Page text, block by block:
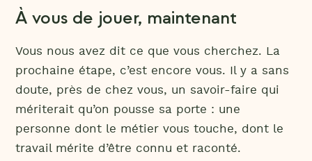
À vous de jouer, maintenant
Vous nous avez dit ce que vous cherchez. La
prochaine étape, c’est encore vous. Il y a sans
doute, près de chez vous, un savoir-faire qui
mériterait qu’on pousse sa porte : une
personne dont le métier vous touche, dont le
travail mérite d’être connu et raconté.